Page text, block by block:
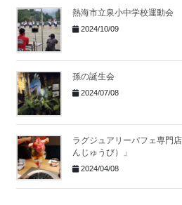
熱海市立泉小中学校運動会
2024/10/09
孫の誕生会
2024/07/08
ラグジュアリーパフェ専門
んじゅうび）」
2024/04/08